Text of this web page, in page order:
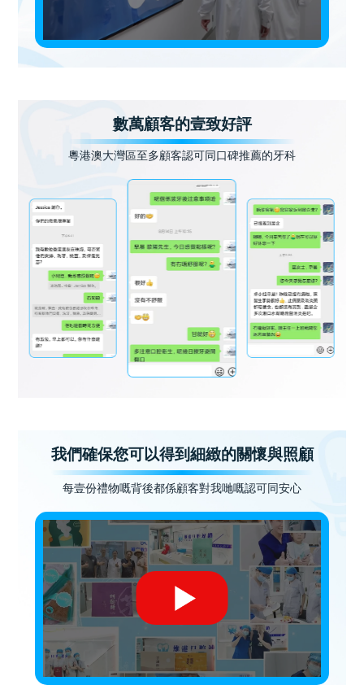
數萬顧客的壹致好評
粵港澳大灣區至多顧客認可同口碑推薦的牙科
我們確保您可以得到細緻的關懷與照顧
每壹份禮物嘅背後都係顧客對我哋嘅認可同安心